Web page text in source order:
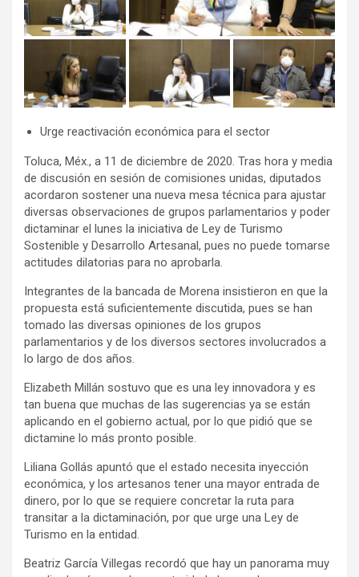
Urge reactivación económica para el sector
Toluca, Méx., a 11 de diciembre de 2020. Tras hora y media
de discusión en sesión de comisiones unidas, diputados
acordaron sostener una nueva mesa técnica para ajustar
diversas observaciones de grupos parlamentarios y poder
dictaminar el lunes la iniciativa de Ley de Turismo
Sostenible y Desarrollo Artesanal, pues no puede tomarse
actitudes dilatorias para no aprobarla.
Integrantes de la bancada de Morena insistieron en que la
propuesta está suficientemente discutida, pues se han
tomado las diversas opiniones de los grupos
parlamentarios y de los diversos sectores involucrados a
lo largo de dos años.
Elizabeth Millán sostuvo que es una ley innovadora y es
tan buena que muchas de las sugerencias ya se están
aplicando en el gobierno actual, por lo que pidió que se
dictamine lo más pronto posible.
Liliana Gollás apuntó que el estado necesita inyección
económica, y los artesanos tener una mayor entrada de
dinero, por lo que se requiere concretar la ruta para
transitar a la dictaminación, por que urge una Ley de
Turismo en la entidad.
Beatriz García Villegas recordó que hay un panorama muy